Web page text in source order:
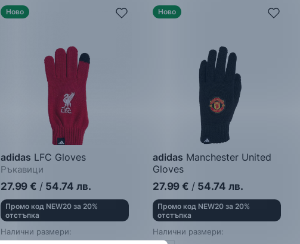
Ново
adidas LFC Gloves
Ръкавици
27.99 € / 54.74 лв.
Промо код NEW20 за 20%
отстъпка
Налични размери:
Ново
adidas Manchester United
Gloves
Ръкавици
27.99 € / 54.74 лв.
Промо код NEW20 за 20%
отстъпка
Налични размери: